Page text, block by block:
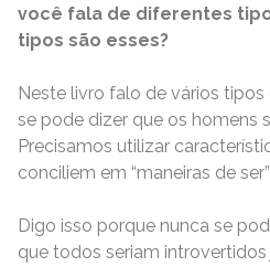
você fala de diferentes
tipos são esses?
Neste livro falo de vários tipos
se pode dizer que os homens
Precisamos utilizar
conciliem em “maneiras de
Digo isso porque nunca se
que todos seriam